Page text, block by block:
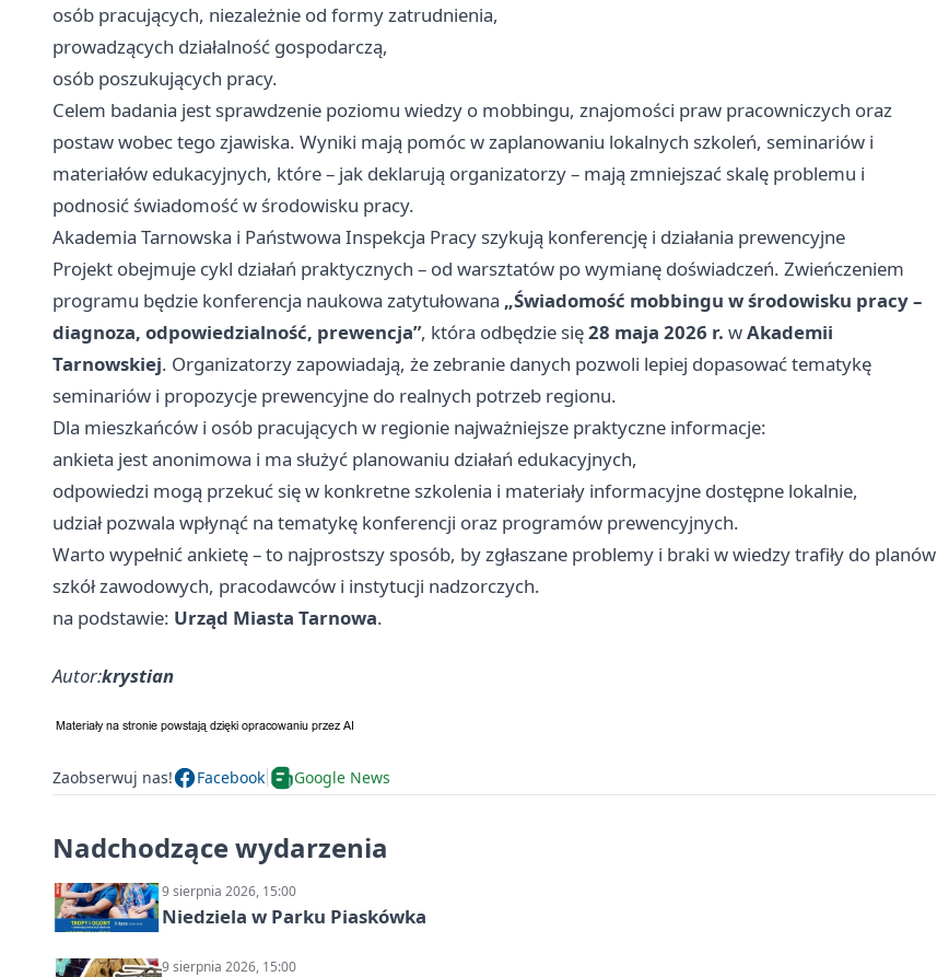
osób pracujących, niezależnie od formy zatrudnienia,
prowadzących działalność gospodarczą,
osób poszukujących pracy.
Celem badania jest sprawdzenie poziomu wiedzy o mobbingu, znajomości praw pracowniczych oraz
postaw wobec tego zjawiska. Wyniki mają pomóc w zaplanowaniu lokalnych szkoleń, seminariów i
materiałów edukacyjnych, które – jak deklarują organizatorzy – mają zmniejszać skalę problemu i
podnosić świadomość w środowisku pracy.
Akademia Tarnowska i Państwowa Inspekcja Pracy szykują konferencję i działania prewencyjne
Projekt obejmuje cykl działań praktycznych – od warsztatów po wymianę doświadczeń. Zwieńczeniem
programu będzie konferencja naukowa zatytułowana „Świadomość mobbingu w środowisku pracy –
diagnoza, odpowiedzialność, prewencja”, która odbędzie się28 maja 2026 r. wAkademii
Tarnowskiej. Organizatorzy zapowiadają, że zebranie danych pozwoli lepiej dopasować tematykę
seminariów i propozycje prewencyjne do realnych potrzeb regionu.
Dla mieszkańców i osób pracujących w regionie najważniejsze praktyczne informacje:
ankieta jest anonimowa i ma służyć planowaniu działań edukacyjnych,
odpowiedzi mogą przekuć się w konkretne szkolenia i materiały informacyjne dostępne lokalnie,
udział pozwala wpłynąć na tematykę konferencji oraz programów prewencyjnych.
Warto wypełnić ankietę – to najprostszy sposób, by zgłaszane problemy i braki w wiedzy trafiły do planów
szkół zawodowych, pracodawców i instytucji nadzorczych.
na podstawie: Urząd Miasta Tarnowa.
Autor:krystian
Zaobserwuj nas! Facebook Google News
Nadchodzące wydarzenia
9 sierpnia 2026, 15:00
Niedziela w Parku Piaskówka
9 sierpnia 2026, 15:00